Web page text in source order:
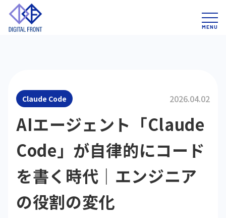
Claude Code 2026.04.02
AIエージェント「Claude
Code」が自律的にコード
を書く時代｜エンジニア
の役割の変化